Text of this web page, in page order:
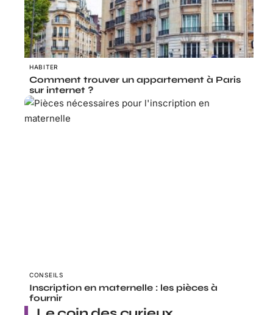
HABITER
Comment trouver un appartement à Paris
sur internet ?
CONSEILS
Inscription en maternelle : les pièces à
fournir